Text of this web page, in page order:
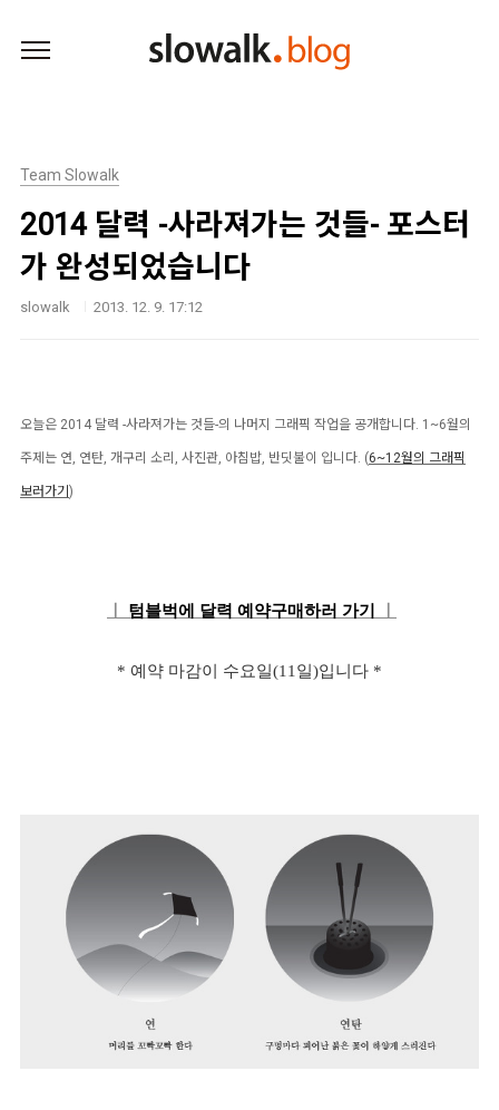
Team Slowalk
2014 달력 -사라져가는 것들- 포스터
가 완성되었습니다
slowalk 2013. 12. 9. 17:12
오늘은 2014 달력 -사라져가는 것들-의 나머지 그래픽 작업을 공개합니다. 1~6월의
주제는 연, 연탄, 개구리 소리, 사진관, 아침밥, 반딧불이 입니다. (6~12월의 그래픽
보러가기)
텀블벅에 달력 예약구매하러 가기
* 예약 마감이 수요일(11일)입니다 *